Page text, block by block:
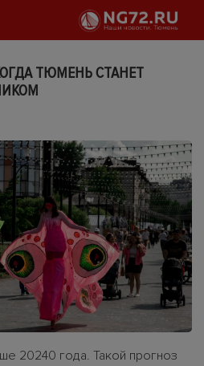
ТЮМЕНЬ СТАНЕТ
20240 года. Такой прогноз